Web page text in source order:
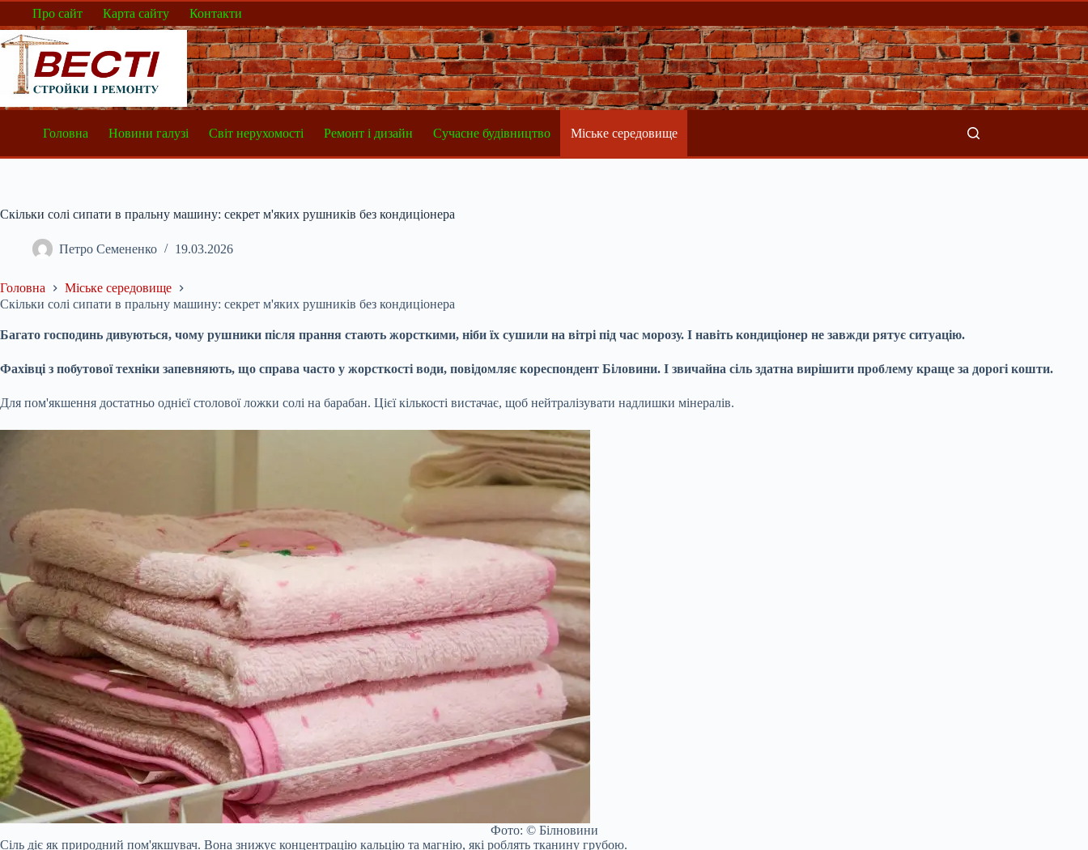
Перейти
вмісту
Про сайт Карта сайту Контакти
Головна Новини галузі Світ нерухомості Ремонт і дизайн Сучасне будівництво Міське середовище
Скільки солі сипати в пральну машину: секрет м'яких рушників без кондиціонера
Петро Семененко 19.03.2026
Головна
Міське середовище
Скільки солі сипати в пральну машину: секрет м'яких рушників без кондиціонера
Багато господинь дивуються, чому рушники після прання стають жорсткими, ніби їх сушили на вітрі під час морозу. І навіть кондиціонер не завжди рятує ситуацію.
Фахівці з побутової техніки запевняють, що справа часто у жорсткості води, повідомляє кореспондент Біловини. І звичайна сіль здатна вирішити проблему краще за дорогі кошти.
Для пом'якшення достатньо однієї столової ложки солі на барабан. Цієї кількості вистачає, щоб нейтралізувати надлишки мінералів.
Фото: © Білновини
Сіль діє як природний пом'якшувач. Вона знижує концентрацію кальцію та магнію, які роблять тканину грубою.